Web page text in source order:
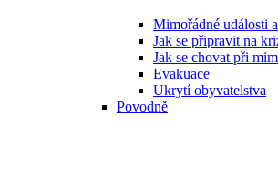
Mimořádné události
Jak se připravit na
Jak se chovat při
Evakuace
Ukrytí obyvatelstva
Povodně